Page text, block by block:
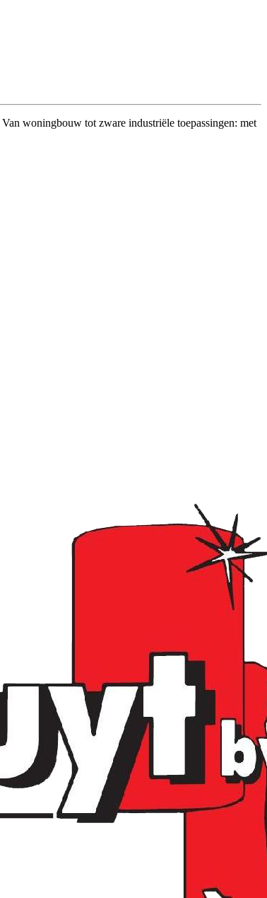
woningbouw tot zware industriële toepassingen: met